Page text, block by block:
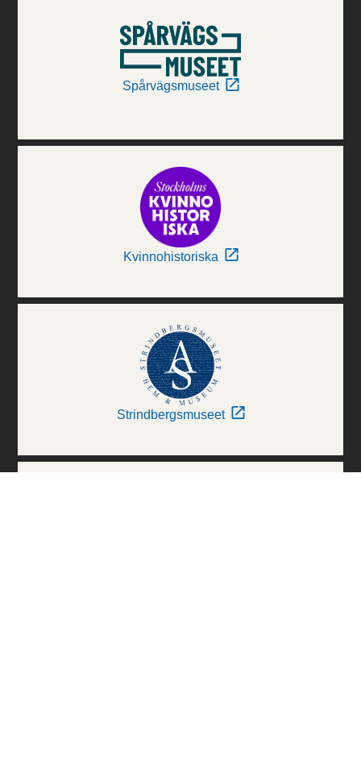
Spårvägsmuseet
Kvinnohistoriska
Strindbergsmuseet